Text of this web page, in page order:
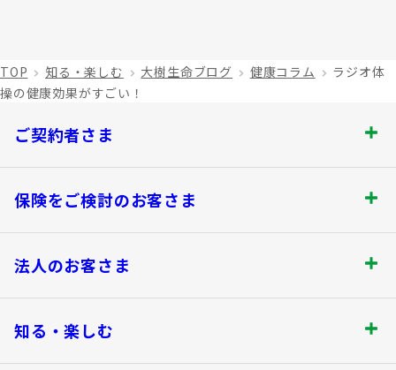
TOP 知る・楽しむ 大樹生命ブログ 健康コラム
ラジオ体
操の健康効果がすごい！
ご契約者さま
ご契約者さま トップ
お手続きのご案内
保険金・給付金のお支払いについて
契約内容の確認・変更
書類の再発行
保険をご検討のお客さま
保険をご検討のお客さま トップ
商品を選ぶ
探してみよう！あなたにぴったりな保険
法人のお客さま
法人のお客さま トップ
知る・楽しむ